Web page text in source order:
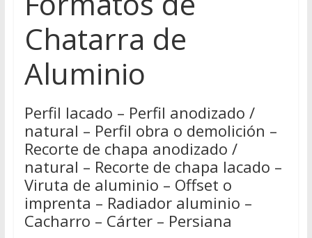
Chatarra de
Aluminio
Perfil lacado – Perfil anodizado /
natural – Perfil obra o demolición –
Recorte de chapa anodizado /
natural – Recorte de chapa lacado –
Viruta de aluminio – Offset o
imprenta – Radiador aluminio –
Cacharro – Cárter – Persiana